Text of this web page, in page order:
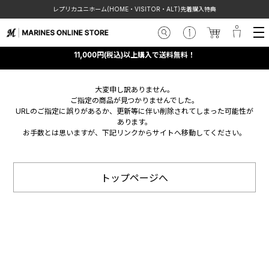
レプリカユニホーム(HOME・VISITOR・ALT)先着購入特典
11,000円(税込)以上購入で送料無料！
大変申し訳ありません。
ご指定の商品が見つかりませんでした。
URLのご指定に誤りがあるか、更新等に伴い削除されてしまった可能性が
あります。
お手数とは思いますが、下記リンクからサイトへ移動してください。
トップページへ